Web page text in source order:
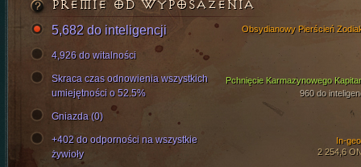
Pchnięcie Karmazynowego
960 do
In-
2 254,6
Obsydianowy Pierścień
PREMIE OD WYPOSAŻENIA
5,682 do inteligencji
4,926 do witalności
Skraca czas odnowienia wszystkich
umiejętności o 52.5%
Gniazda (0)
+402 do odporności na wszystkie
żywioły